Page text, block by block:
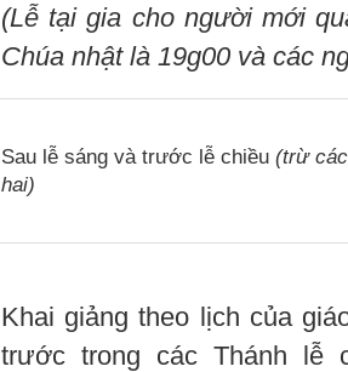
(Lễ tại gia cho người mới
Chúa nhật là 19g00 và các
Sau lễ sáng và trước lễ chiều (trừ
hai)
Khai giảng theo lịch của
trước trong các Thánh lễ